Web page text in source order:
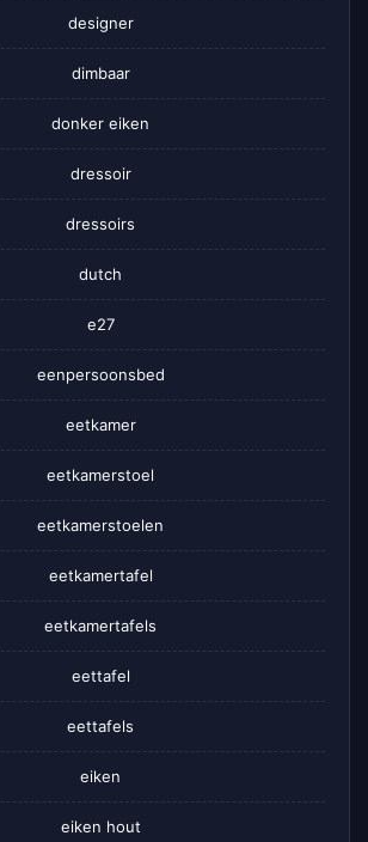
designer
dimbaar
donker eiken
dressoir
dressoirs
dutch
e27
eenpersoonsbed
eetkamer
eetkamerstoel
eetkamerstoelen
eetkamertafel
eetkamertafels
eettafel
eettafels
eiken
eiken hout